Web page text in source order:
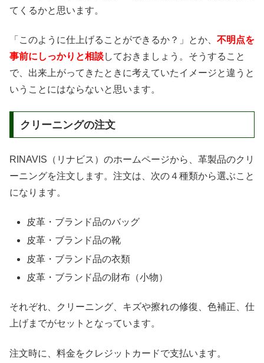
てくるかと思います。
「このように仕上げることができるか？」とか、 不明点を
事前にしっかりと相談しておきましょう。そうすること
で、出来上がってきたときに考えていたイメージと違うと
いうことにはならないと思います。
クリーニングの注文
RINAVIS（リナビス）のホームページから、革製品のクリ
ーニングを注文します。注文は、次の４種類から選ぶこと
になります。
皮革・ブランド品のバッグ
皮革・ブランド品の靴
皮革・ブランド品の衣類
皮革・ブランド品の財布（小物）
それぞれ、クリーニング、キズや擦れの修復、色補正、仕
上げまでがセットとなっています。
注文時に、料金をクレジットカードで支払います。